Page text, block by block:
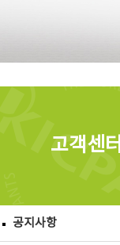
고객센터
공지사항